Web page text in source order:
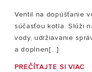
Ventil na dopúšťanie
súčasťou kotla. Slúži
vody, udržiavanie
a doplnen[...]
PREČÍTAJTE SI VIAC